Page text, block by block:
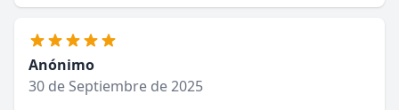
Anónimo
30 de Septiembre de 2025